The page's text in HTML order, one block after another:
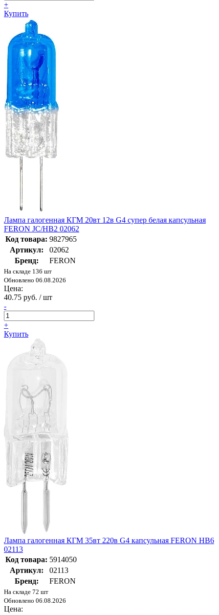
+
Купить
Лампа галогенная КГМ 20вт 12в G4 супер белая капсульная
FERON JC/HB2 02062
Код товара: 9827965
Артикул:
02062
Бренд:
FERON
На складе 136 шт
Обновлено 06.08.2026
Цена:
40.75 руб. / шт
-
+
Купить
Лампа галогенная КГМ 35вт 220в G4 капсульная FERON HB6
02113
Код товара: 5914050
Артикул:
02113
Бренд:
FERON
На складе 72 шт
Обновлено 06.08.2026
Цена: